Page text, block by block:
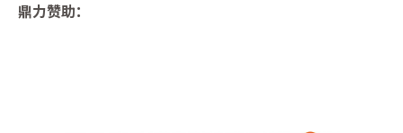
鼎力赞助：